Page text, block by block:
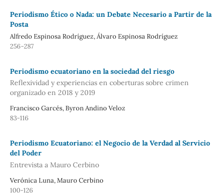
Periodismo Ético o Nada: un Debate Necesario a Partir de la
Posta
Alfredo Espinosa Rodríguez, Álvaro Espinosa Rodríguez
256-287
Periodismo ecuatoriano en la sociedad del riesgo
Reflexividad y experiencias en coberturas sobre crimen
organizado en 2018 y 2019
Francisco Garcés, Byron Andino Veloz
83-116
Periodismo Ecuatoriano: el Negocio de la Verdad al Servicio
del Poder
Entrevista a Mauro Cerbino
Verónica Luna, Mauro Cerbino
100-126